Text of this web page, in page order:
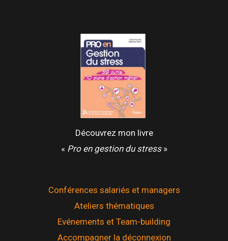
Découvrez mon livre
« Pro en gestion du stress»
Conférences salariés et managers
Ateliers thématiques
Evénements et Team-building
Accompagner la déconnexion